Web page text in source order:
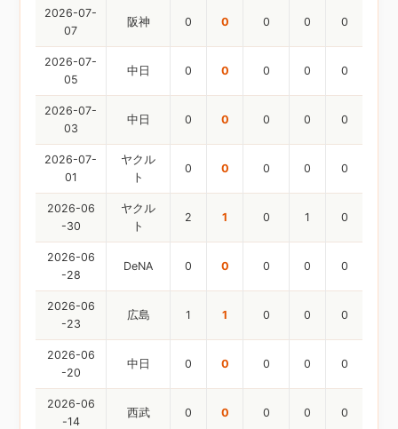
2026-07-
07
阪神 0 0 0 0 0
2026-07-
05
中日 0 0 0 0 0
2026-07-
03
中日 0 0 0 0 0
2026-07-
01
ヤクル
ト
0 0 0 0 0
2026-06
-30
ヤクル
ト
2 1 0 1 0
2026-06
-28
DeNA 0 0 0 0 0
2026-06
-23
広島 1 1 0 0 0
2026-06
-20
中日 0 0 0 0 0
2026-06
-14
西武 0 0 0 0 0